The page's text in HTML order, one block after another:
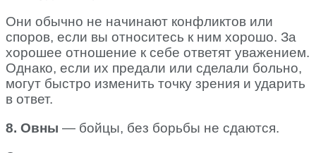
Они обычно не начинают конфликтов или
споров, если вы относитесь к ним хорошо. За
хорошее отношение к себе ответят уважением.
Однако, если их предали или сделали больно,
могут быстро изменить точку зрения и ударить
в ответ.
8. Овны — бойцы, без борьбы не сдаются.